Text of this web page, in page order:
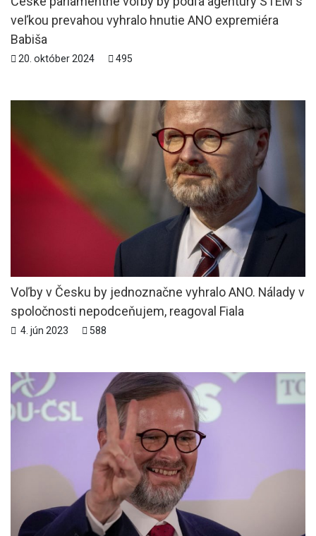
veľkou prevahou vyhralo hnutie ANO expremiéra
Babiša
20. október 2024 495
Voľby v Česku by jednoznačne vyhralo ANO. Nálady v
spoločnosti nepodceňujem, reagoval Fiala
4. jún 2023 588